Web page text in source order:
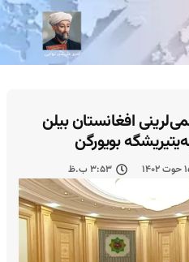
افغانستان بیلن
بویورگن
۳:۵۳ ب.ظ